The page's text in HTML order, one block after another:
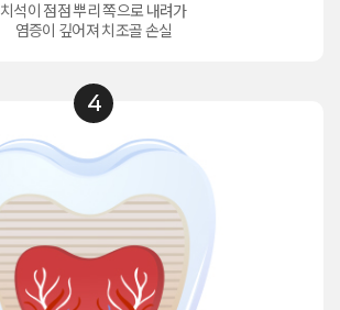
치석이 점점 뿌리 쪽으로 내려가
염증이 깊어져 치조골 손실
4